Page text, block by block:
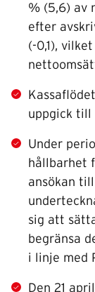
% (5,6) av
efter
(-0,1),
uppgick till
Under
hållbarhet
ansökan till
sig att
begränsa
i linje med
Den 21